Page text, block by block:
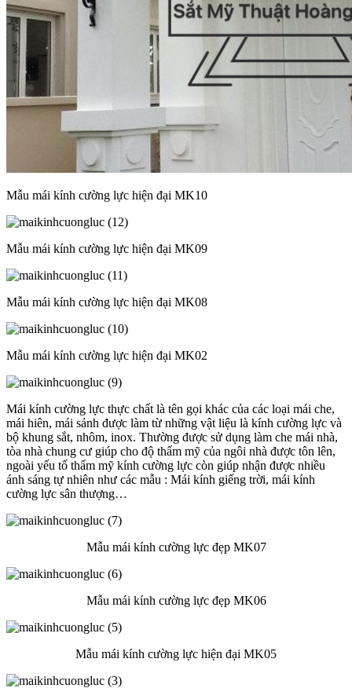
Mẫu mái kính cường lực hiện đại MK10
Mẫu mái kính cường lực hiện đại MK09
Mẫu mái kính cường lực hiện đại MK08
Mẫu mái kính cường lực hiện đại MK02
Mái kính cường lực thực chất là tên gọi khác của các loại mái che,
mái hiên, mái sảnh được làm từ những vật liệu là kính cường lực và
bộ khung sắt, nhôm, inox. Thường được sử dụng làm che mái nhà,
tòa nhà chung cư giúp cho độ thẩm mỹ của ngôi nhà được tôn lên,
ngoài yếu tố thẩm mỹ kính cường lực còn giúp nhận được nhiều
ánh sáng tự nhiên như các mẫu : Mái kính giếng trời, mái kính
cường lực sân thượng…
Mẫu mái kính cường lực đẹp MK07
Mẫu mái kính cường lực đẹp MK06
Mẫu mái kính cường lực hiện đại MK05